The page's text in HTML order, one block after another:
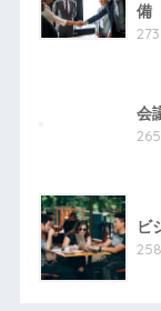
備
会
ビ